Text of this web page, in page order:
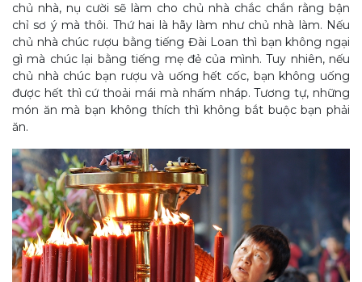
chủ nhà, nụ cười sẽ làm cho chủ nhà chắc chắn rằng bận
chỉ sơ ý mà thôi. Thứ hai là hãy làm như chủ nhà làm. Nếu
chủ nhà chúc rượu bằng tiếng Đài Loan thì bạn không ngại
gì mà chúc lại bằng tiếng mẹ đẻ của mình. Tuy nhiên, nếu
chủ nhà chúc bạn rượu và uống hết cốc, bạn không uống
được hết thì cứ thoải mái mà nhấm nháp. Tương tự, những
món ăn mà bạn không thích thì không bắt buộc bạn phải
ăn.